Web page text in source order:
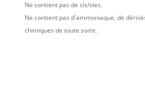
Ne contient pas de sls/sles.
Ne contient pas d'ammoniaque, de
chimiques de toute sorte.